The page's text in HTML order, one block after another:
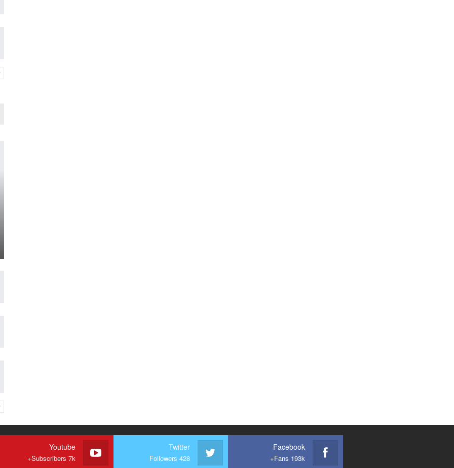
Facebook
Fans 193k+
Twitter
Followers 428
Youtube
Subscribers 7k+